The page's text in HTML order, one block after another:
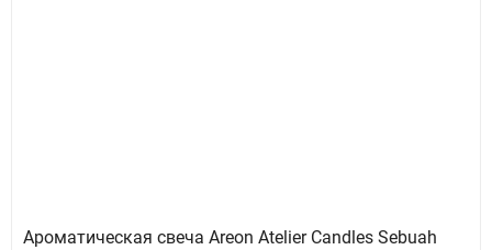
Ароматическая свеча Areon Atelier Candles Sebuah